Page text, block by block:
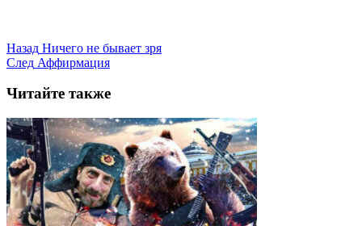
Назад Ничего не бывает зря
След Аффирмация
Читайте также